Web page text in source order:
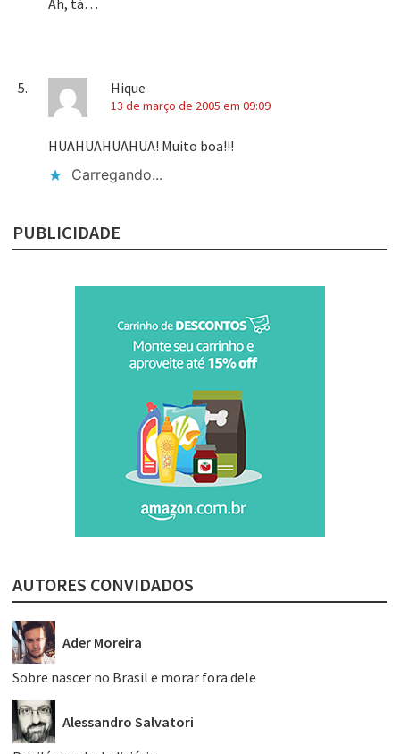
Hique
13 de março de 2005 em 09:09
HUAHUAHUAHUA! Muito boa!!!
Carregando...
PUBLICIDADE
AUTORES CONVIDADOS
Ader Moreira
Sobre nascer no Brasil e morar fora dele
Alessandro Salvatori